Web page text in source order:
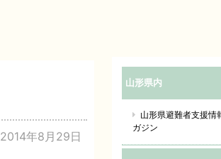
2014年8月29日
山形県内
山形県避難者支援情
ガジン